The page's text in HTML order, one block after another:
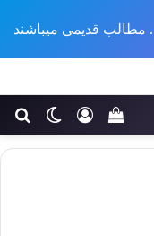
مطالب قدیمی میباشند
تغییر ورود
سبد خرید خود را